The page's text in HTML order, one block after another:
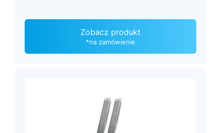
Zobacz produkt
*na zamówienie